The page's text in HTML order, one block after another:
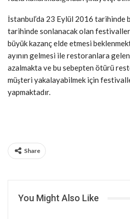
İstanbul’da 23 Eylül 2016 tarihinde
tarihinde sonlanacak olan
büyük kazanç elde etmesi
ayının gelmesi ile restoranlara gelen
azalmakta ve bu sebepten ötürü
müşteri yakalayabilmek için
yapmaktadır.
Share
You Might Also Like